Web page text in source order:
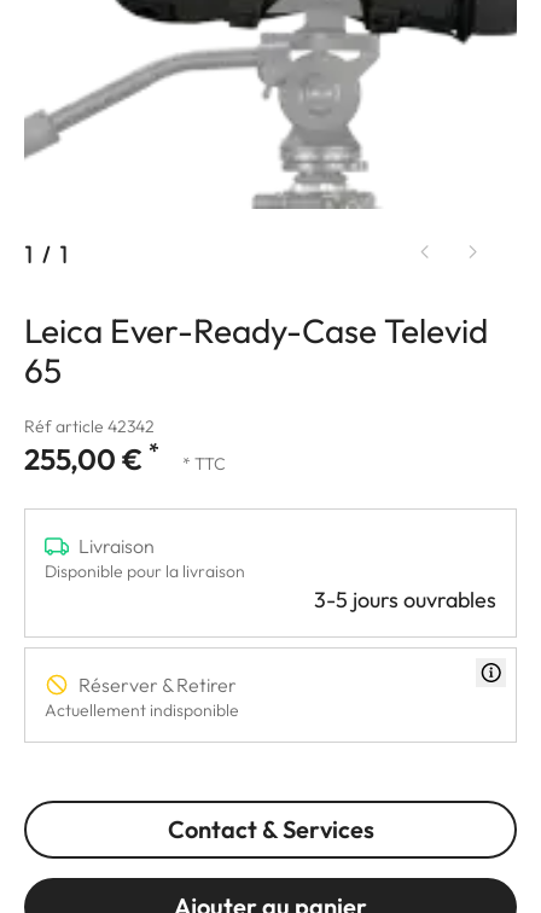
1 / 1
Leica Ever-Ready-Case Televid
65
Réf article 42342
255,00 € * * TTC
Livraison
Disponible pour la livraison
3-5 jours ouvrables
Réserver & Retirer
Actuellement indisponible
Contact & Services
Ajouter au panier